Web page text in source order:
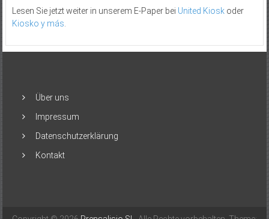
Lesen Sie jetzt weiter in unserem E-Paper bei United Kioskoder
Kiosko y más
Über uns
Impressum
Datenschutzerklärung
Kontakt